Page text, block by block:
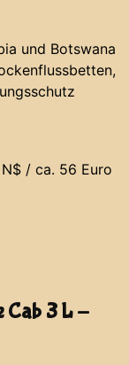
und Botswana
/ ca. 56 Euro
Cab 3 L -